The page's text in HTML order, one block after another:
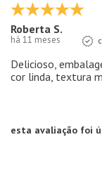
Roberta S.
há 11 meses
Delicioso,
cor linda, textura
esta avaliação foi